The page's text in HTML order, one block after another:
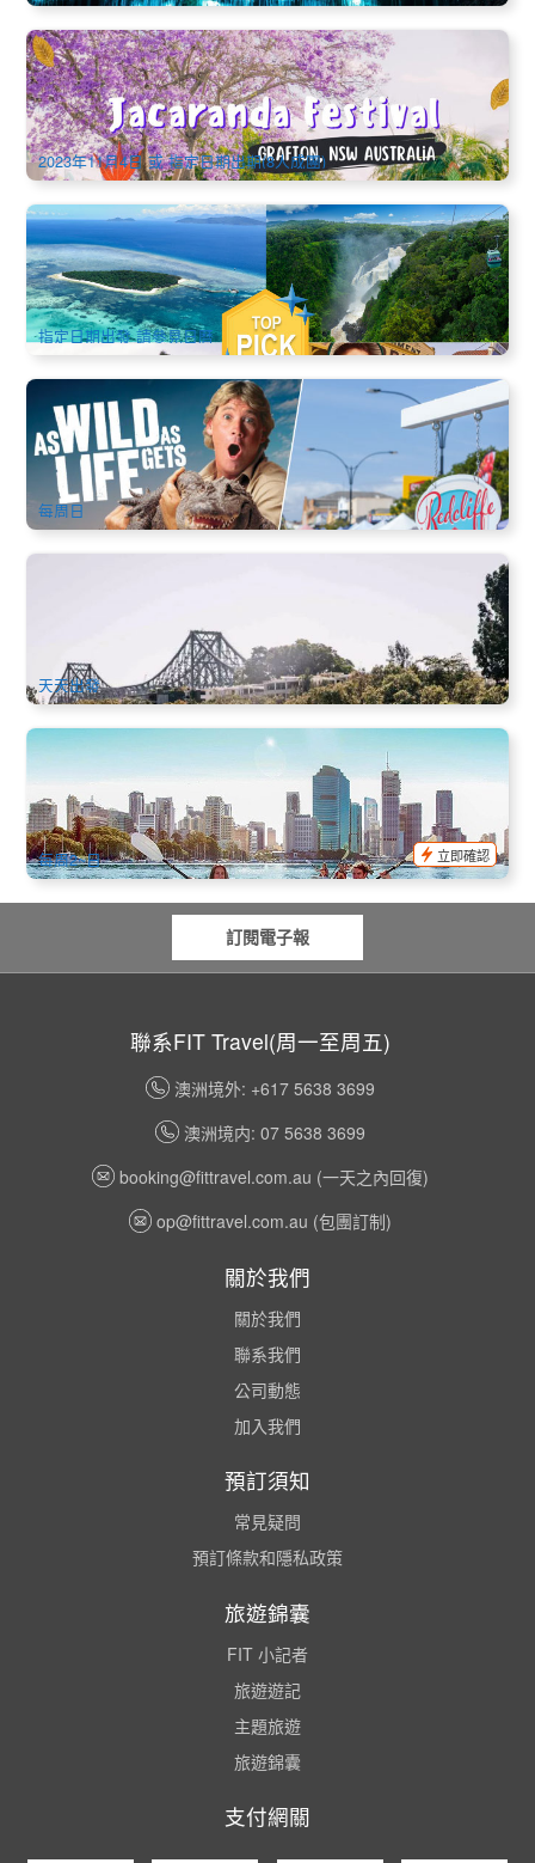
【季節限定】藍花楹嘉年華+夢幻小鎮一日遊(中文) Grafton
Jacaranda Festival
1.3k 已預訂
AUD $109.00
BNE02138
2023年11月4日 或 指定日期出期(8人成團)
經典環澳12天中文遊 | 悉尼+黃金海岸+布里斯班+凱恩斯+大堡
礁+墨爾本 | 悉尼進 墨爾本出
533 已預訂
AUD $4,025.00
SYD04127
指定日期出發 請參見日曆
布里斯本 | 摩頓灣紅崖市集+澳洲動物園超值一日遊 (中文,布里
斯本出發)
48 已預訂
AUD $ 139.00
BNE02039
每周日
GoBoat Brisbane - 布里斯本 電動野餐船租船自駕（最多8人)
129.00
BNE02060
天天出發
布里斯本河岸：獨木舟租借 1.5小時/2小時/3小時 (Riverlife
Adventure Brisbane)
1.4k 已預訂
AUD $51.00
BNE02111
每周2~日
立即確認
訂閱電子報
聯系FIT Travel(周一至周五)
澳洲境外: +617 5638 3699
澳洲境内: 07 5638 3699
booking@fittravel.com.au (一天之內回復)
op@fittravel.com.au (包團訂制)
關於我們
關於我們
聯系我們
公司動態
加入我們
預訂須知
常見疑問
預訂條款和隱私政策
旅遊錦囊
FIT 小記者
旅遊遊記
主題旅遊
旅遊錦囊
支付網關